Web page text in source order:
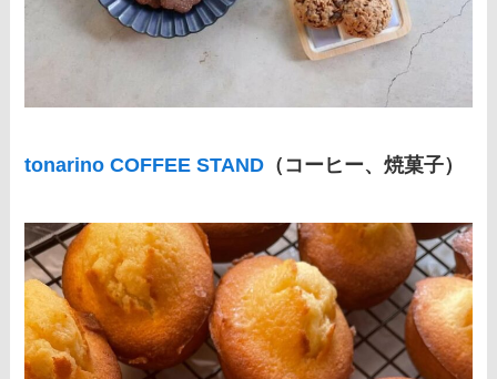
tonarino COFFEE STAND （コーヒー、焼菓子）